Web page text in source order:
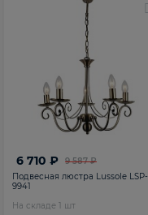
9 587 ₽
6 710 ₽
Подвесная люстра Lussole LSP-
9941
На складе 1 шт